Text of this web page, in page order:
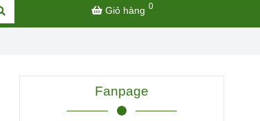
Giỏ hàng 0
Fanpage